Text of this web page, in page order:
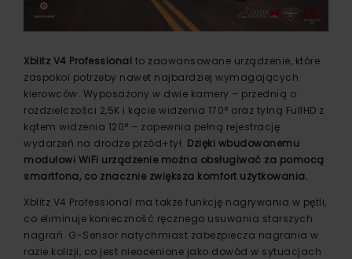
Xblitz V4 Professional to zaawansowane urządzenie, które
zaspokoi potrzeby nawet najbardziej wymagających
kierowców. Wyposażony w dwie kamery – przednią o
rozdzielczości 2,5K i kącie widzenia 170° oraz tylną FullHD z
kątem widzenia 120° – zapewnia pełną rejestrację
wydarzeń na drodze przód+tył. Dzięki wbudowanemu
modułowi WiFi urządzenie można obsługiwać za pomocą
smartfona, co znacznie zwiększa komfort użytkowania.
Xblitz V4 Professional ma także funkcję nagrywania w pętli,
co eliminuje konieczność ręcznego usuwania starszych
nagrań. G-Sensor natychmiast zabezpiecza nagrania w
razie kolizji, co jest nieocenione jako dowód w sytuacjach